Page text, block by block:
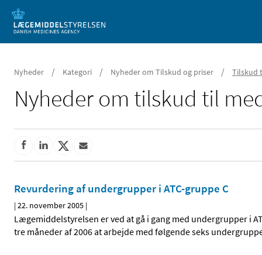
Mobil visning
Nyheder / Kategori / Nyheder om Tilskud og priser / Tilskud
Nyheder om tilskud til
Revurdering af undergrupper i ATC-gruppe C
|22. november 2005 |
Lægemiddelstyrelsen er ved at gå i gang med undergrupper i
tre måneder af 2006 at arbejde med følgende seks